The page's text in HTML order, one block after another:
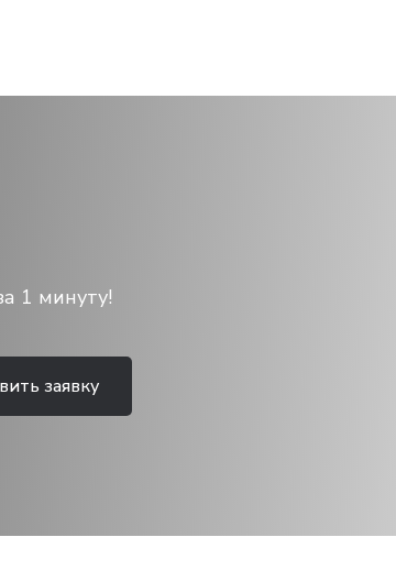
1 минуту!
заявку